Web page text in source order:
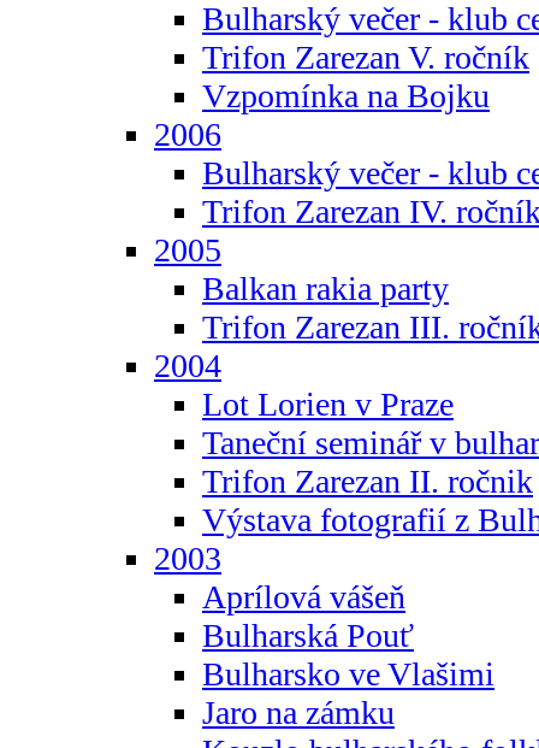
Bulharský večer - klub
Trifon Zarezan V. ročník
Vzpomínka na Bojku
2006
Bulharský večer - klub
Trifon Zarezan IV.
2005
Balkan rakia party
Trifon Zarezan III.
2004
Lot Lorien v Praze
Taneční seminář v
Trifon Zarezan II. ročnik
Výstava fotografií z
2003
Aprílová vášeň
Bulharská Pouť
Bulharsko ve Vlašimi
Jaro na zámku